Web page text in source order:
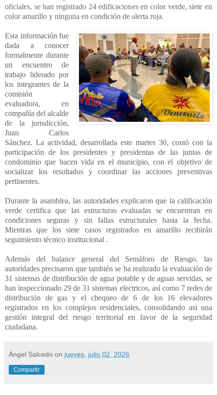
oficiales, se han registrado 24 edificaciones en color verde, siete en
color amarillo y ninguna en condición de alerta roja.
Esta información fue
dada a conocer
formalmente durante
un encuentro de
trabajo liderado por
los integrantes de la
comisión
evaluadora, en
compañía del alcalde
de la jurisdicción,
Juan Carlos
Sánchez. La actividad, desarrollada este martes 30, contó con la
participación de los presidentes y presidentas de las juntas de
condominio que hacen vida en el municipio, con el objetivo de
socializar los resultados y coordinar las acciones preventivas
pertinentes.
Durante la asamblea, las autoridades explicaron que la calificación
verde certifica que las estructuras evaluadas se encuentran en
condiciones seguras y sin fallas estructurales hasta la fecha.
Mientras que los siete casos registrados en amarillo recibirán
seguimiento técnico institucional .
Además del balance general del Semáforo de Riesgo, las
autoridades precisaron que también se ha realizado la evaluación de
31 sistemas de distribución de agua potable y de aguas servidas, se
han inspeccionado 29 de 31 sistemas electricos, así como 7 redes de
distribución de gas y el chequeo de 6 de los 16 elevadores
registrados en los complejos residenciales, consolidando asi una
gestión integral del riesgo territorial en favor de la seguridad
ciudadana.
Ángel Salcedo on jueves, julio 02, 2026
Compartir